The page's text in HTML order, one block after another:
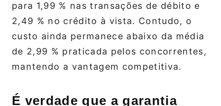
para 1,99 % nas transações de débito e
2,49 % no crédito à vista. Contudo, o
custo ainda permanece abaixo da média
de 2,99 % praticada pelos concorrentes,
mantendo a vantagem competitiva.
É verdade que a garantia